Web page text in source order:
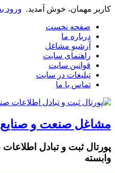
کاربر مهمان، خوش آمدید. ورود
صفحه نخست
درباره ما
آرشیو مشاغل
راهنمای سایت
قوانین سایت
تبلیغات در سایت
تماس با ما
مشاغل صنعت و صنایع
پورتال ثبت و تبادل
وابسته